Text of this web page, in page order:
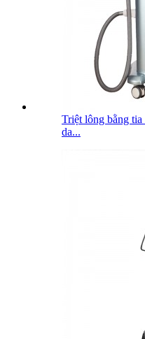
Triệt lông bằng
da...